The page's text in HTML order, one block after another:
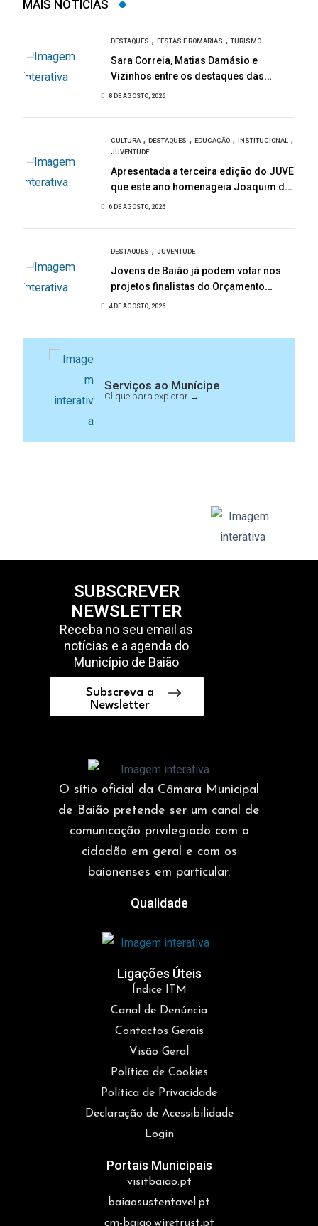
MAIS NOTÍCIAS
DESTAQUES , FESTAS E ROMARIAS ,TURISMO
Sara Correia, Matias Damásio e
Vizinhos entre os destaques das
Festas de São Bartolomeu
8 DE AGOSTO, 2026
CULTURA , DESTAQUES , EDUCAÇÃO , INSTITUCIONAL ,
JUVENTUDE
Apresentada a terceira edição do JUVE
que este ano homenageia Joaquim de
Almeida
6 DE AGOSTO, 2026
DESTAQUES , JUVENTUDE
Jovens de Baião já podem votar nos
projetos finalistas do Orçamento
Participativo Jovem 2026
4 DE AGOSTO, 2026
Serviços ao Munícipe
Clique para explorar →
SUBSCREVER
NEWSLETTER
Receba no seu email as
notícias e a agenda do
Município de Baião
Subscreva a
Newsletter
O sítio oficial da Câmara Municipal
de Baião pretende ser um canal de
comunicação privilegiado com o
cidadão em geral e com os
baionenses em particular.
Qualidade
Ligações Úteis
Índice ITM
Canal de Denúncia
Contactos Gerais
Visão Geral
Política de Cookies
Política de Privacidade
Declaração de Acessibilidade
Login
Portais Municipais
visitbaiao.pt
baiaosustentavel.pt
cm-baiao.wiretrust.pt